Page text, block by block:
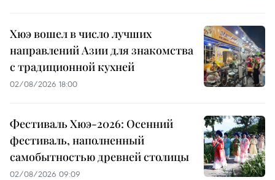
Хюэ вошел в число лучших
направлений Азии для знакомства
с традиционной кухней
02/08/2026 18:00
Фестиваль Хюэ-2026: Осенний
фестиваль, наполненный
самобытностью древней столицы
02/08/2026 09:09